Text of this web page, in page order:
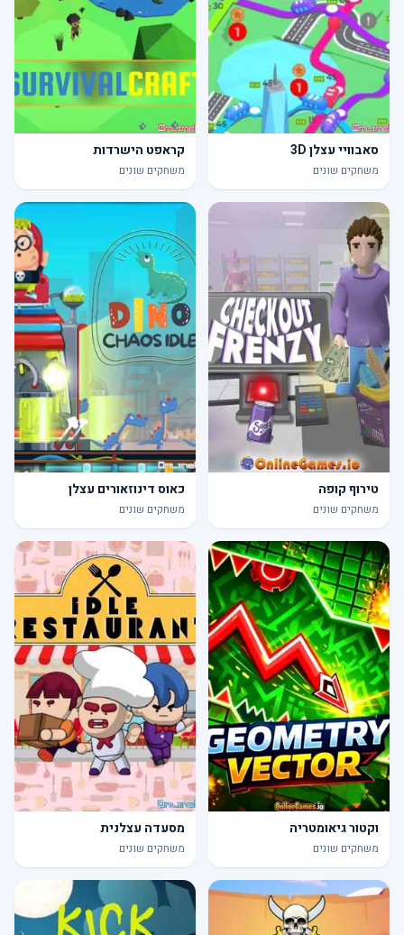
סאבוויי עצלן 3D
משחקים שונים
קראפט הישרדות
משחקים שונים
טירוף קופה
משחקים שונים
כאוס דינוזאורים עצלן
משחקים שונים
וקטור גיאומטריה
משחקים שונים
מסעדה עצלנית
משחקים שונים